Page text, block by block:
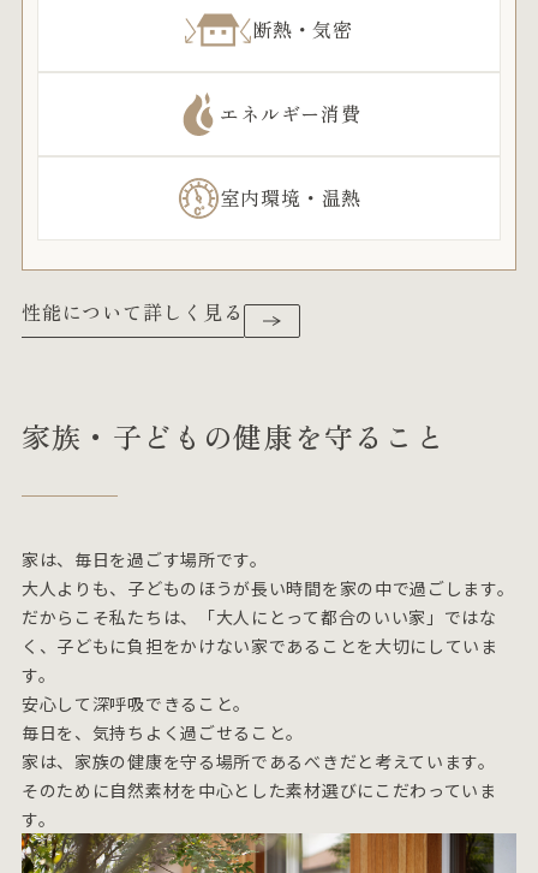
断熱・気密
エネルギー消費
室内環境・温熱
性能について詳しく見る
家族・子どもの健康を守ること
家は、毎日を過ごす場所です。
大人よりも、子どものほうが長い時間を家の中で過ごします。
だからこそ私たちは、「大人にとって都合のいい家」ではな
く、子どもに負担をかけない家であることを大切にしていま
す。
安心して深呼吸できること。
毎日を、気持ちよく過ごせること。
家は、家族の健康を守る場所であるべきだと考えています。
そのために自然素材を中心とした素材選びにこだわっていま
す。